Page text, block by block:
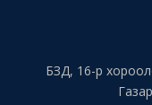
БЗД, 16-р